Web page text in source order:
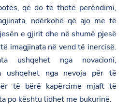
që do të thotë perëndimi,
ndërkohë që ajo me të
e gjirit dhe në shumë pjesë
imagjinata në vend të inercisë.
ushqehet nga novacioni,
ushqehet nga nevoja për të
të bërë kapërcime mjaft të
po kështu lidhet me bukurinë.